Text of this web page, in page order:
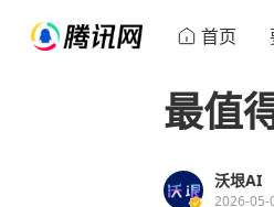
首页
最值
沃垠AI
2026-05-